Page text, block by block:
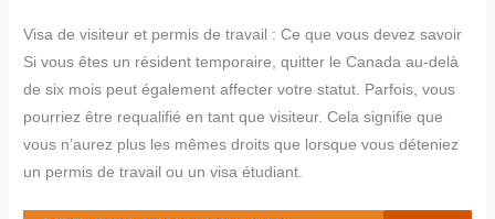
Visa de visiteur et permis de travail : Ce que vous devez savoir
Si vous êtes un résident temporaire, quitter le Canada au-delà
de six mois peut également affecter votre statut. Parfois, vous
pourriez être requalifié en tant que visiteur. Cela signifie que
vous n’aurez plus les mêmes droits que lorsque vous déteniez
un permis de travail ou un visa étudiant.